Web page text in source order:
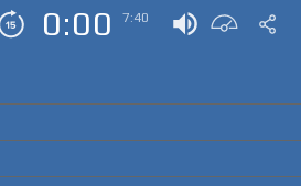
0:00 7:40